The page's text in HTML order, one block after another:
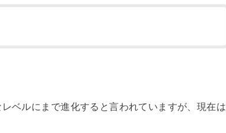
ベルにまで進化すると言われていますが、現在は